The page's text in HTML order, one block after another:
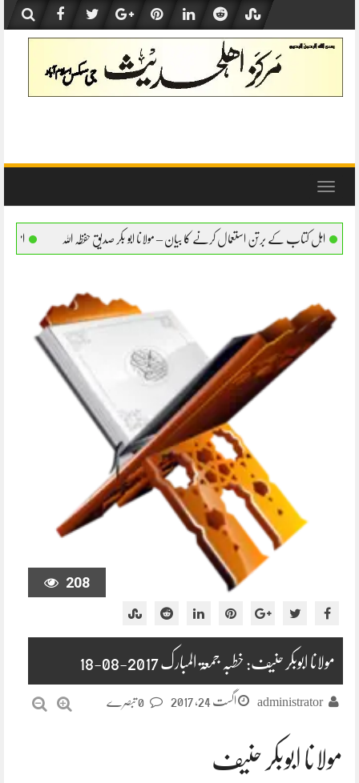
content
Toggle
کرنے کا بیان – مولانا ابو بکر صدیق حفظہ اللہ اہل کتاب کے برتن استعمال کرنے کا
208
مولانا ابوبکر حنیف: خطبہ جمعۃ المبارک 2017-08-18
administrator اگست 24, 2017
مولانا ابوبکر حنیف